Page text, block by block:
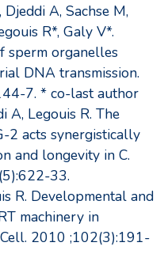
A, Sachse M,
R*, Galy V*.
sperm organelles
DNA transmission.
7. * co-last author
A, Legouis R. The
2 acts synergistically
and longevity in C.
33.
R. Developmental and
machinery in
2010 ;102(3):191-